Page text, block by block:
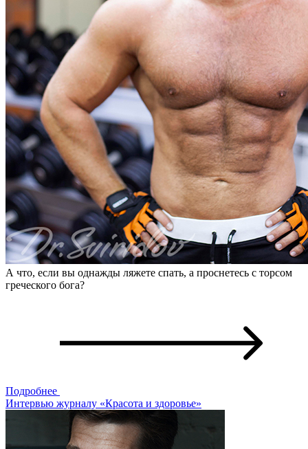
А что, если вы однажды ляжете спать, а проснетесь с торсом
греческого бога?
Подробнее
Интервью журналу «Красота и здоровье»